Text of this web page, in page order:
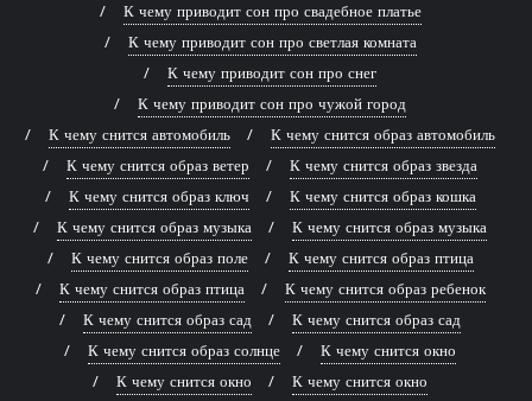
К чему приводит сон про свадебное платье
К чему приводит сон про светлая комната
К чему приводит сон про снег
К чему приводит сон про чужой город
К чему снится автомобиль
К чему снится образ автомобиль
К чему снится образ ветер
К чему снится образ звезда
К чему снится образ ключ
К чему снится образ кошка
К чему снится образ музыка
К чему снится образ музыка
К чему снится образ поле
К чему снится образ птица
К чему снится образ птица
К чему снится образ ребенок
К чему снится образ сад
К чему снится образ сад
К чему снится образ солнце
К чему снится окно
К чему снится окно
К чему снится окно